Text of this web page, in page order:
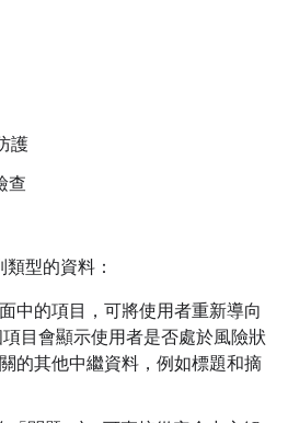
護
查
型的資料：
中的項目，可將使用者重新導向
目會顯示使用者是否處於風險狀
的其他中繼資料，例如標題和摘